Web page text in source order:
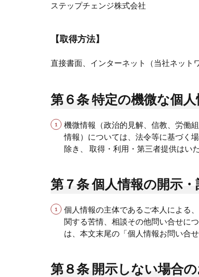
ステップチェンジ株式会社
【取得方法】
直接書面、インターネット（当社ネット
第６条 特定の機微な個
機微情報（政治的見解、信教、労働
情報）については、法令等に基づく
除き、 取得・利用・第三者提供はい
第７条 個人情報の開示
個人情報の主体であるご本人による
関する苦情、相談その他問い合せに
は、本文末尾の「個人情報お問い合
第８条 開示しない場合